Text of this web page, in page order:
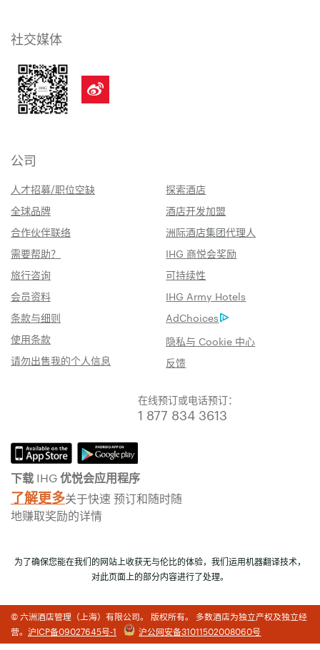
社交媒体
公司
人才招募/职位空缺
探索酒店
全球品牌
酒店开发加盟
合作伙伴联络
洲际酒店集团代理人
需要帮助？
IHG 商悦会奖励
旅行咨询
可持续性
会员资料
IHG Army Hotels
条款与细则
AdChoices
使用条款
隐私与 Cookie 中心
请勿出售我的个人信息
反馈
在线预订或电话预订：
1 877 834 3613
下载 IHG 优悦会应用程序
了解更多关于快速 预订和随时随
地赚取奖励的详情
为了确保您能在我们的网站上收获无与伦比的体验，我们运用机器翻译技术，
对此页面上的部分内容进行了处理。
© 六洲酒店管理（上海）有限公司。 版权所有。 多数酒店为独立产权及独立经
营。 沪ICP备09027645号-1 沪公网安备31011502008060号